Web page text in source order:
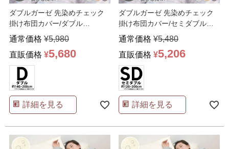
ダブルガーゼ 先染めチェック
掛け布団カバー/ダブル
190×210
通常価格 ¥5,980
直販価格 ¥5,680
詳細を見る
ダブルガーゼ 先染めチェック
掛け布団カバー/セミダブル
170×210
通常価格 ¥5,480
直販価格 ¥5,206
詳細を見る